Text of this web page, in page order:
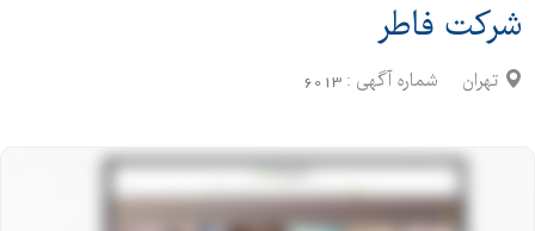
شرکت فاطر
تهران شماره آگهی : 6013